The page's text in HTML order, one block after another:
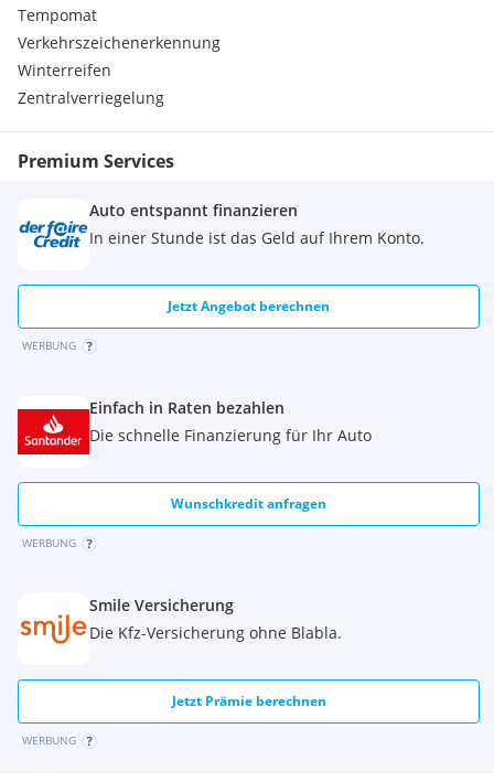
Tempomat
Verkehrszeichenerkennung
Winterreifen
Zentralverriegelung
Premium Services
Auto entspannt finanzieren
In einer Stunde ist das Geld auf Ihrem Konto.
Jetzt Angebot berechnen
WERBUNG
Einfach in Raten bezahlen
Die schnelle Finanzierung für Ihr Auto
Wunschkredit anfragen
WERBUNG
Smile Versicherung
Die Kfz-Versicherung ohne Blabla.
Jetzt Prämie berechnen
WERBUNG